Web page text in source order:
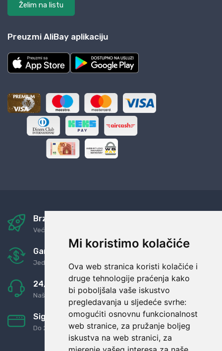
Mi koristimo kolačiće
Ova web stranica koristi kolačiće i
druge tehnologije praćenja kako
bi poboljšala vaše iskustvo
pregledavanja u sljedeće svrhe:
omogućiti osnovnu funkcionalnost
web stranice, za pružanje boljeg
iskustva na web stranici, za
Želim na listu
Preuzmi AliBay aplikaciju
Brza i sigurna dostava
Već za nekoliko dana kod vas
Garancija u povrat novaca
Jednostavno pravilo: Roba za novac
24/7 odlična podrška
Naši agenti uvijek na raspolaganju
Sigurno obročno plaćanje
Do 24 rata bez kamata